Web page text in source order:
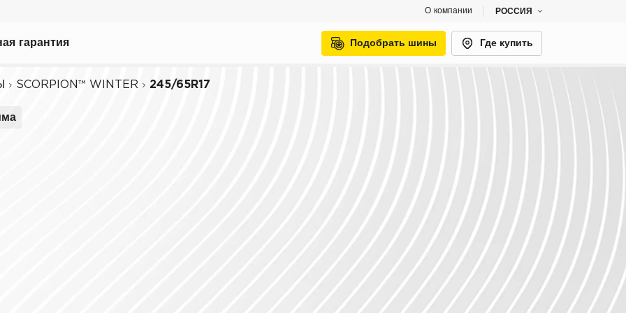
О компании РОССИЯ
вождению
гарантия Подобрать шины Где купить
SCORPION™ WINTER 245/65R17